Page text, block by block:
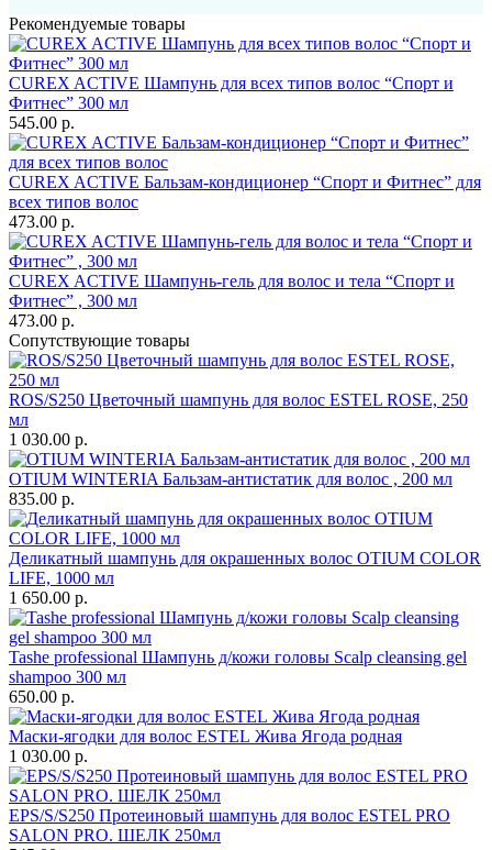
Рекомендуемые товары
CUREX ACTIVE Шампунь для всех типов волос “Спорт и
Фитнес” 300 мл
545.00 р.
CUREX ACTIVE Бальзам-кондиционер “Спорт и Фитнес” для
всех типов волос
473.00 р.
CUREX ACTIVE Шампунь-гель для волос и тела “Спорт и
Фитнес” , 300 мл
473.00 р.
Сопутствующие товары
ROS/S250 Цветочный шампунь для волос ESTEL ROSE, 250
мл
1 030.00 р.
OTIUM WINTERIA Бальзам-антистатик для волос , 200 мл
835.00 р.
Деликатный шампунь для окрашенных волос OTIUM COLOR
LIFE, 1000 мл
1 650.00 р.
Tashe professional Шампунь д/кожи головы Scalp cleansing gel
shampoo 300 мл
650.00 р.
Маски-ягодки для волос ESTEL Жива Ягода родная
1 030.00 р.
EPS/S/S250 Протеиновый шампунь для волос ESTEL PRO
SALON PRO. ШЕЛК 250мл